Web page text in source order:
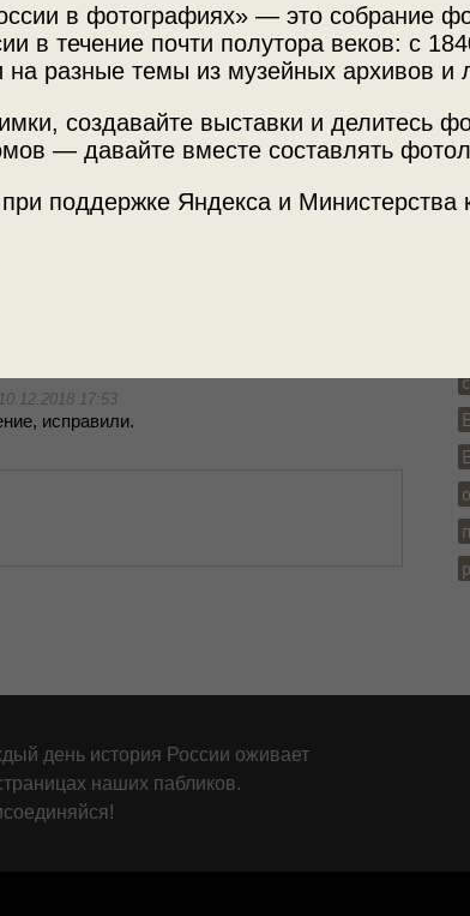
в фотографиях» — это собрание
в течение почти полутора веков: с
на разные темы из музейных архивов и
создавайте выставки и делитесь
— давайте вместе составлять
поддержке Яндекса и Министерства
снимки женщины-фотокорреспондента
10.12.2018 17:53
ис­пра­ви­ли.
день история России оживает
наших пабликов.